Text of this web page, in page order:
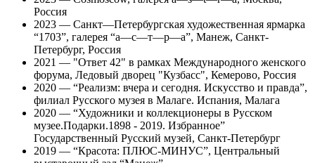
Россия
2023 — Санкт—Петербургская художественная ярмарка
“1703”, галерея “а—с—т—р—а”, Манеж, Санкт-
Петербург, Россия
2021 — "Ответ 42" в рамках Международного женского
форума, Ледовый дворец "Кузбасс", Кемерово, Россия
2020 — “Реализм: вчера и сегодня. Искусство и правда”,
филиал Русского музея в Малаге. Испания, Малага
2020 — “Художники и коллекционеры в Русском
музее.Подарки.1898 - 2019. Избранное”
Государственный Русский музей, Санкт-Петербург
2019 — “Красота: ПЛЮС-МИНУС”, Центральный